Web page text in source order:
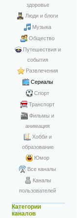
здоровье
Люди и блоги
Музыка
Общество
Путешествия и
события
Развлечения
Сериалы
Спорт
Транспорт
Фильмы и
анимация
Хобби и
образование
Юмор
Все каналы
Каналы
пользователей
Категории
каналов